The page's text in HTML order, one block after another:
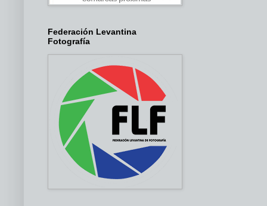
Federación Levantina
Fotografía